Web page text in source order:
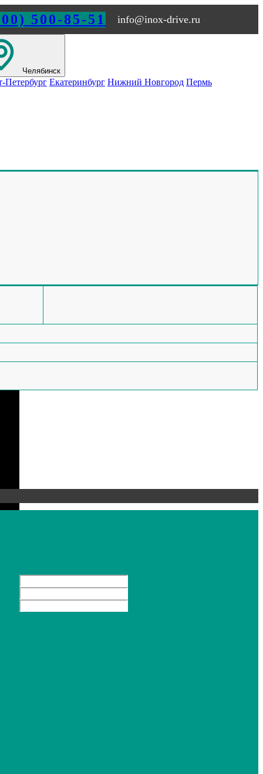
500-85-51 info@inox-drive.ru
Челябинск
Петербург Екатеринбург Нижний Новгород Пермь